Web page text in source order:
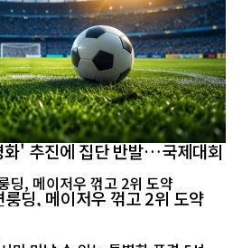
' 추진에 집단 반발…국제대회
딩, 메이저우 꺾고 2위 도약